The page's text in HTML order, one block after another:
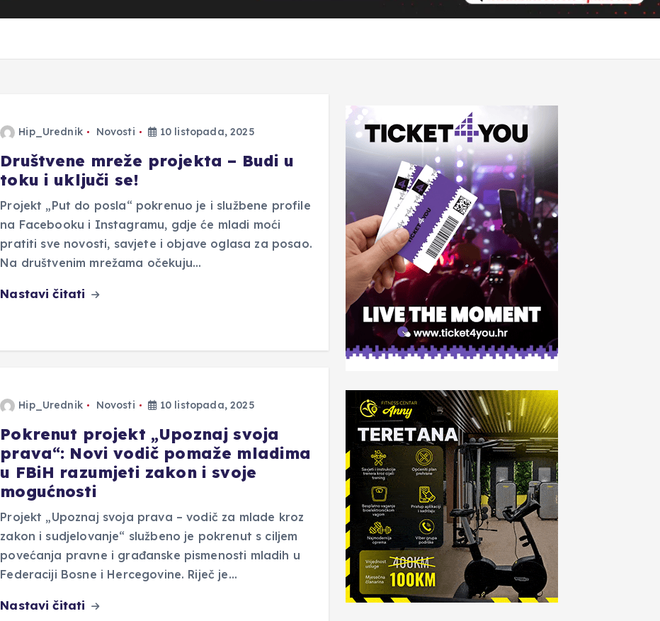
Hip_Urednik Novosti 10 listopada, 2025
Društvene mreže projekta – Budi u
toku i uključi se!
Projekt „Put do posla“ pokrenuo je i službene profile
na Facebooku i Instagramu, gdje će mladi moći
pratiti sve novosti, savjete i objave oglasa za posao.
Na društvenim mrežama očekuju…
Nastavi čitati
Hip_Urednik Novosti 10 listopada, 2025
Pokrenut projekt „Upoznaj svoja
prava“: Novi vodič pomaže mladima
u FBiH razumjeti zakon i svoje
mogućnosti
Projekt „Upoznaj svoja prava – vodič za mlade kroz
zakon i sudjelovanje“ službeno je pokrenut s ciljem
povećanja pravne i građanske pismenosti mladih u
Federaciji Bosne i Hercegovine. Riječ je…
Nastavi čitati